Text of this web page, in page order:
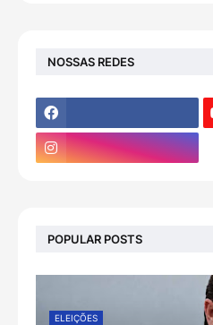
NOSSAS REDES
POPULAR POSTS
ELEIÇÕES